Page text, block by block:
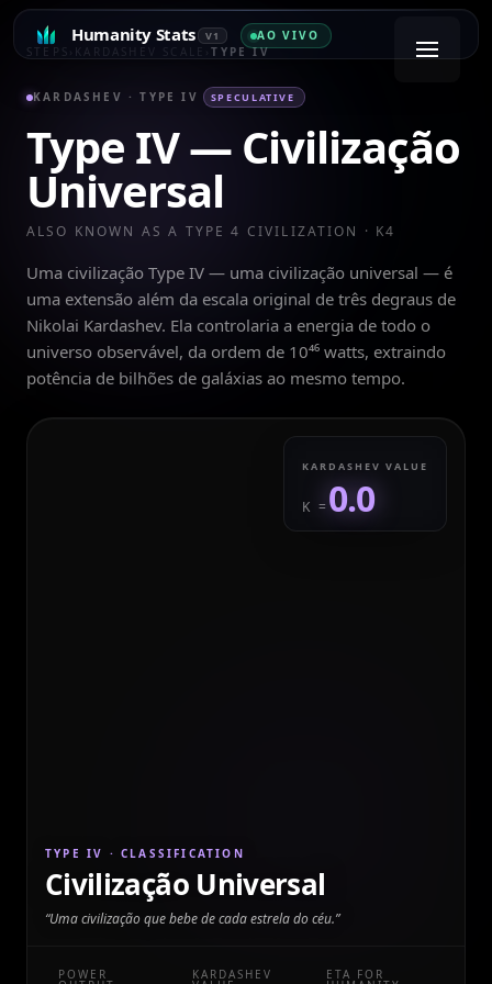
Humanity Stats V1
AO VIVO
STEPS KARDASHEV SCALE ›TYPE IV
KARDASHEV ·TYPE IV SPECULATIVE
Type IV— Civilização
Universal
ALSO KNOWN AS A TYPE4 CIVILIZATION · K4
Uma civilização Type IV — uma civilização universal — é
uma extensão além da escala original de três degraus de
Nikolai Kardashev. Ela controlaria a energia de todo o
universo observável, da ordem de 10⁴⁶ watts, extraindo
potência de bilhões de galáxias ao mesmo tempo.
KARDASHEV VALUE
K = 0.0
TYPE IV · CLASSIFICATION
Civilização Universal
“Uma civilização que bebe de cada estrela do céu.”
POWER KARDASHEV ETA FOR